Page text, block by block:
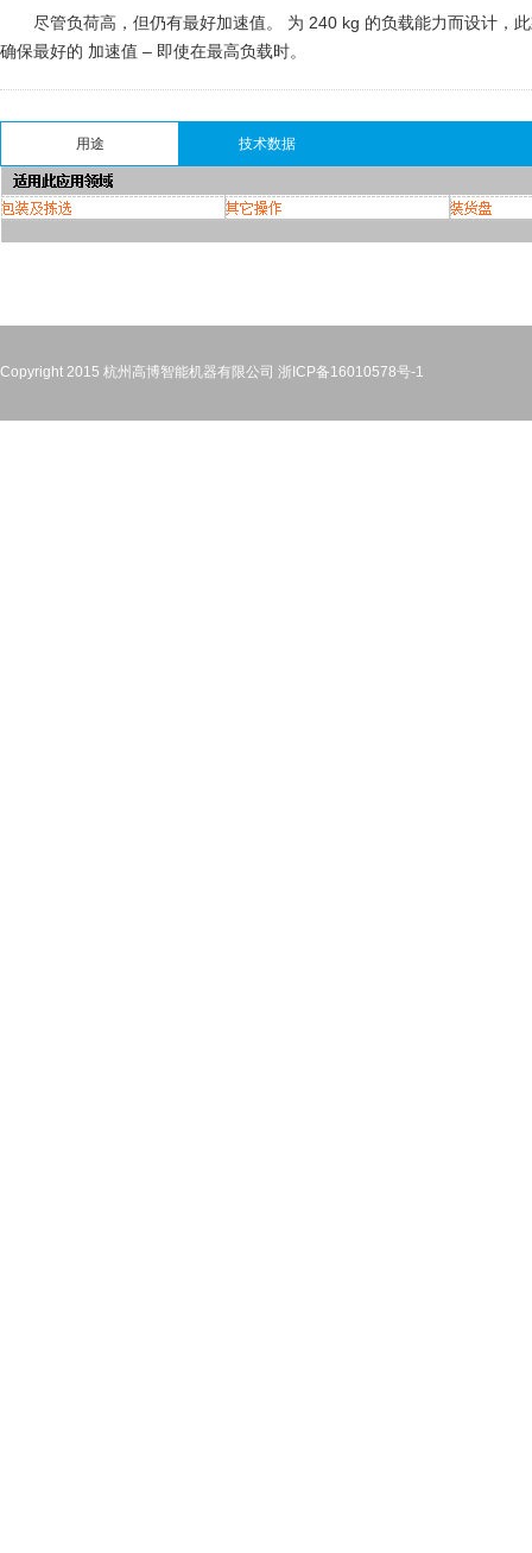
尽管负荷高，但仍有最好加速值。 为 240 kg 的负载能力而设计，
确保最好的 加速值 – 即使在最高负载时。
用途 技术数据
Copyright 2015 杭州高博智能机器有限公司 浙ICP备16010578号-1